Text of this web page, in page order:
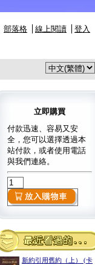
部落格 線上閱讀 登入
立即購買
付款迅速、容易又安
全，您可以選擇透過本
站付款，或者使用電話
與我們連絡。
新約引用舊約（上） (卡